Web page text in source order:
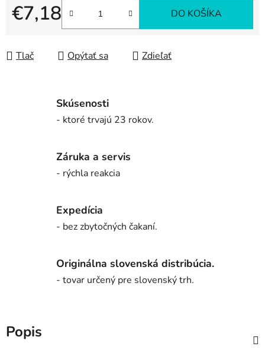
€7,18
Jednotková cena:
DO KOŠÍKA
Tlač Opýtať sa Zdieľať
Skúsenosti
- ktoré trvajú 23 rokov.
Záruka a servis
- rýchla reakcia
Expedícia
- bez zbytočných čakaní.
Originálna slovenská distribúcia.
- tovar určený pre slovenský trh.
Popis